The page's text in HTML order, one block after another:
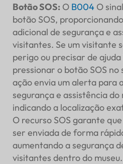
Botão SOS: O B004 O
botão SOS,
adicional de segurança e
visitantes. Se um visitante
perigo ou precisar de
pressionar o botão SOS no
ação envia um alerta para
segurança e assistência do
indicando a localização
O recurso SOS garante
ser enviada de forma
aumentando a segurança
visitantes dentro do museu.